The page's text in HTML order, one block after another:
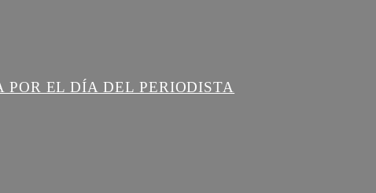
EL DÍA DEL PERIODISTA